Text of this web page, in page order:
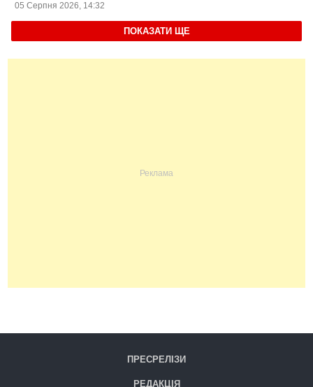
05 Серпня 2026, 14:32
ПОКАЗАТИ ЩЕ
ПРЕСРЕЛІЗИ
РЕДАКЦІЯ